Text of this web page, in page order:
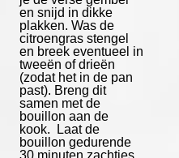
en snijd in dikke
plakken. Was de
citroengras stengel
en breek eventueel in
tweeën of drieën
(zodat het in de pan
past). Breng dit
samen met de
bouillon aan de
kook. Laat de
bouillon gedurende
30 minuten zachtjes